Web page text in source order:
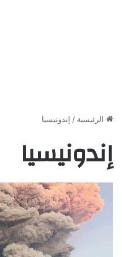
الرئيسية / إندونيسيا
إندونيسيا